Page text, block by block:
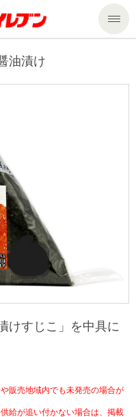
課題
採用情報
油漬け
けすじこ」を中具に
販売地域内でも未発売の場合が
給が追い付かない場合は、掲載